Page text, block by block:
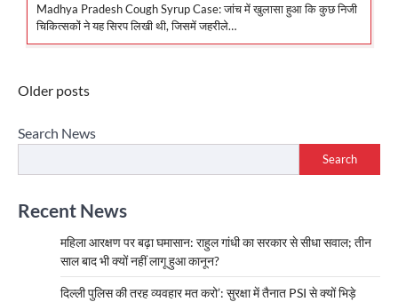
Madhya Pradesh Cough Syrup Case: जांच में खुलासा हुआ कि कुछ निजी
चिकित्सकों ने यह सिरप लिखी थी, जिसमें जहरीले…
Posts
Older posts
Search News
Search
Recent News
महिला आरक्षण पर बढ़ा घमासान: राहुल गांधी का सरकार से सीधा सवाल; तीन
साल बाद भी क्यों नहीं लागू हुआ कानून?
दिल्ली पुलिस की तरह व्यवहार मत करो’: सुरक्षा में तैनात PSI से क्यों भिड़े